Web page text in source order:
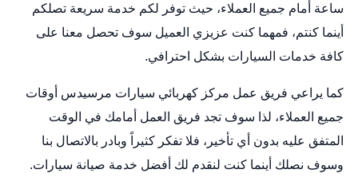
ساعة أمام جميع العملاء، حيث توفر لكم خدمة سريعة تصلكم
أينما كنتم، فمهما كنت عزيزي العميل سوف تحصل معنا على
كافة خدمات السيارات بشكل احترافي.
كما يراعي فريق عمل مركز كهربائي سيارات مرسيدس أوقات
جميع العملاء، لذا سوف تجد فريق العمل أمامك في الوقت
المتفق عليه بدون أي تأخير، فلا تفكر كثيراً وبادر بالاتصال بنا
وسوف نصلك أينما كنت لنقدم لك أفضل خدمة صيانة سيارات.